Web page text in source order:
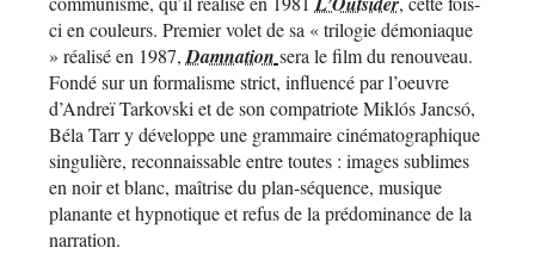
ci en couleurs. Premier volet de sa « trilogie démoniaque
» réalisé en 1987, Damnation sera le film du renouveau.
Fondé sur un formalisme strict, influencé par l’oeuvre
d’Andreï Tarkovski et de son compatriote Miklós Jancsó,
Béla Tarr y développe une grammaire cinématographique
singulière, reconnaissable entre toutes : images sublimes
en noir et blanc, maîtrise du plan-séquence, musique
planante et hypnotique et refus de la prédominance de la
narration.